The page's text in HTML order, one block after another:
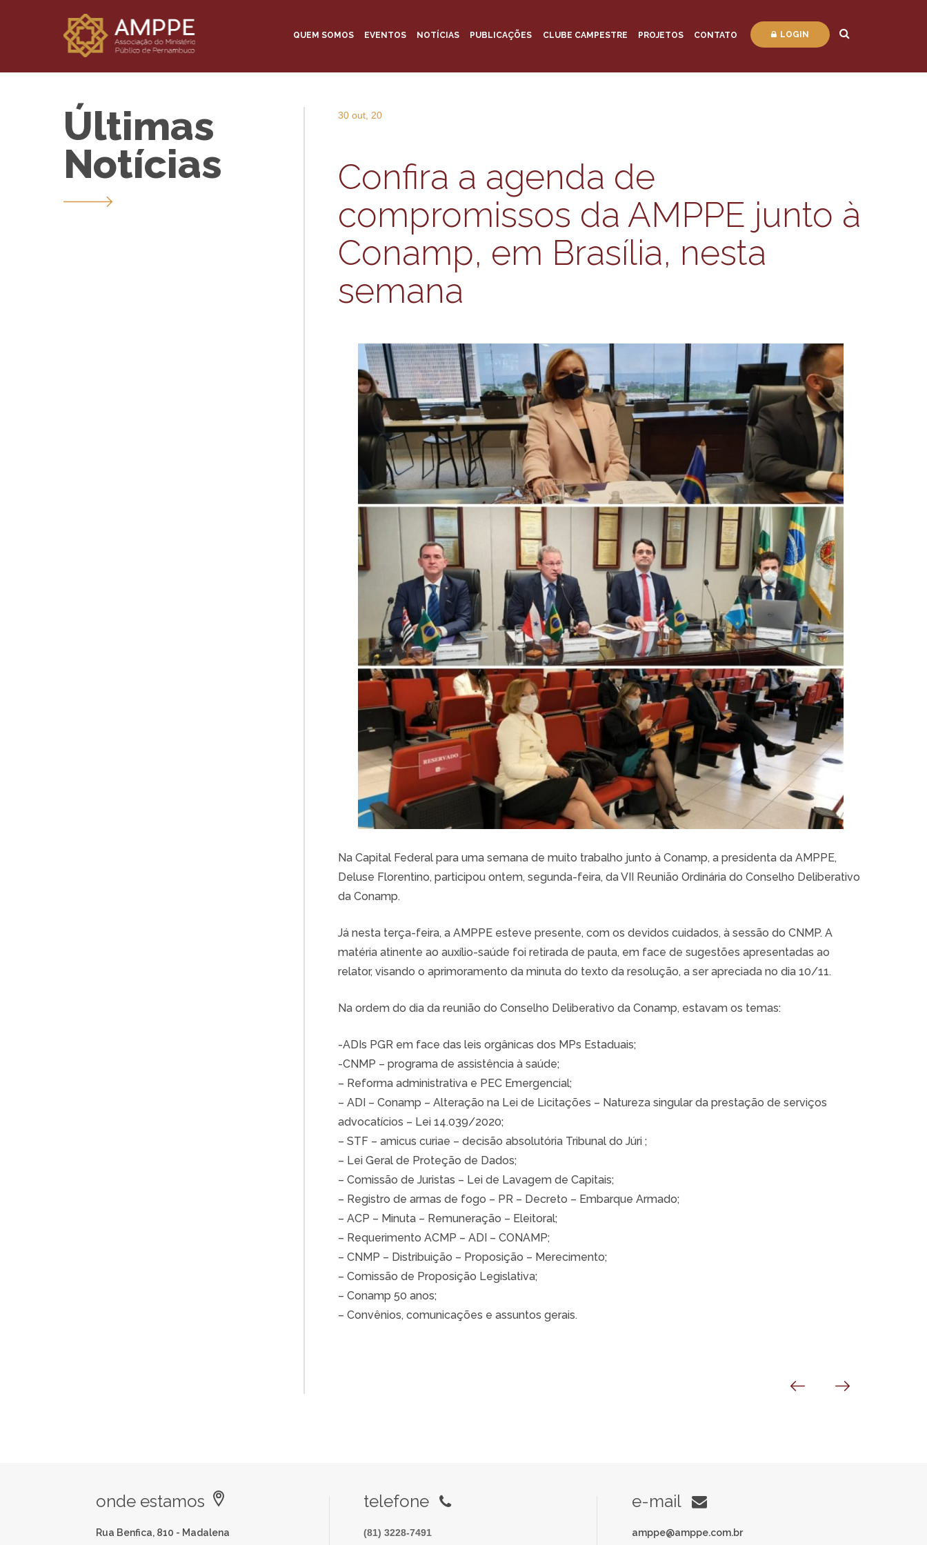
QUEM SOMOS EVENTOS NOTÍCIAS PUBLICAÇÕES CLUBE CAMPESTRE PROJETOS CONTATO LOGIN
Últimas
Notícias
30 out, 20
Confira a agenda de
compromissos da AMPPE junto à
Conamp, em Brasília, nesta
semana
Na Capital Federal para uma semana de muito trabalho junto à Conamp, a presidenta da AMPPE,
Deluse Florentino, participou ontem, segunda-feira, da VII Reunião Ordinária do Conselho Deliberativo
da Conamp.
Já nesta terça-feira, a AMPPE esteve presente, com os devidos cuidados, à sessão do CNMP. A
matéria atinente ao auxílio-saúde foi retirada de pauta, em face de sugestões apresentadas ao
relator, visando o aprimoramento da minuta do texto da resolução, a ser apreciada no dia 10/11.
Na ordem do dia da reunião do Conselho Deliberativo da Conamp, estavam os temas:
-ADIs PGR em face das leis orgânicas dos MPs Estaduais;
-CNMP – programa de assistência à saúde;
– Reforma administrativa e PEC Emergencial;
– ADI – Conamp – Alteração na Lei de Licitações – Natureza singular da prestação de serviços
advocatícios – Lei 14.039/2020;
– STF – amicus curiae – decisão absolutória Tribunal do Júri ;
– Lei Geral de Proteção de Dados;
– Comissão de Juristas – Lei de Lavagem de Capitais;
– Registro de armas de fogo – PR – Decreto – Embarque Armado;
– ACP – Minuta – Remuneração – Eleitoral;
– Requerimento ACMP – ADI – CONAMP;
– CNMP – Distribuição – Proposição – Merecimento;
– Comissão de Proposição Legislativa;
– Conamp 50 anos;
– Convênios, comunicações e assuntos gerais.
onde estamos
Rua Benfica, 810 - Madalena
telefone
(81) 3228-7491
e-mail
amppe@amppe.com.br